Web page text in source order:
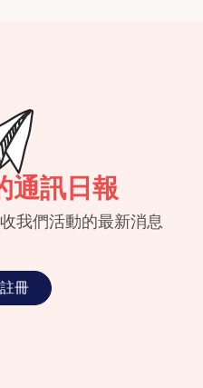
通訊日報
我們活動的最新消息
冊